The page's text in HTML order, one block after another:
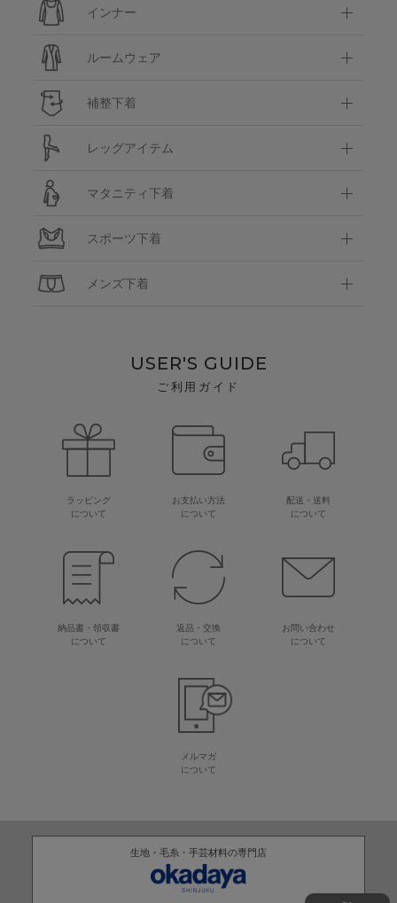
インナー
ルームウェア
補整下着
レッグアイテム
マタニティ下着
スポーツ下着
メンズ下着
USER'S GUIDE
ご利用ガイド
ラッピング
について
お支払い方法
について
配送・送料
について
納品書・領収書
について
返品・交換
について
お問い合わせ
について
メルマガ
について
生地・毛糸・手芸材料の専門店